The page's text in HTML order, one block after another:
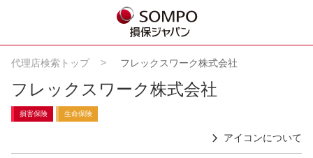
代理店検索トップ フレックスワーク株式会社
フレックスワーク株式会社
損害保険 生命保険
アイコンについて